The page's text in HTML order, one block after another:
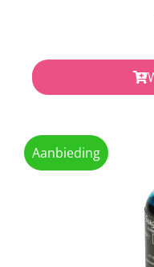
Aanbieding